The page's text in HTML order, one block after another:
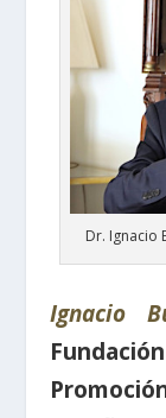
Dr. Ignacio
Ignacio